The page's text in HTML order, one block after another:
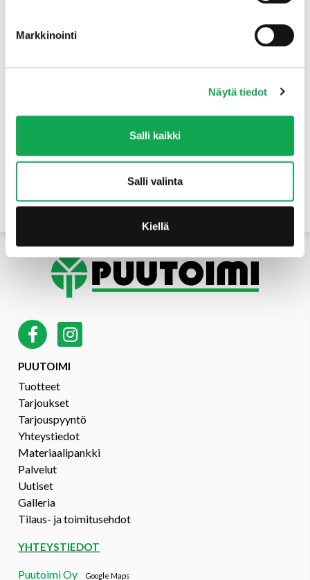
Markkinointi
Näytä tiedot
Salli kaikki
Salli valinta
Kiellä
PUUTOIMI
Tuotteet
Tarjoukset
Tarjouspyyntö
Yhteystiedot
Materiaalipankki
Palvelut
Uutiset
Galleria
Tilaus- ja toimitusehdot
YHTEYSTIEDOT
Puutoimi OyGoogle Maps